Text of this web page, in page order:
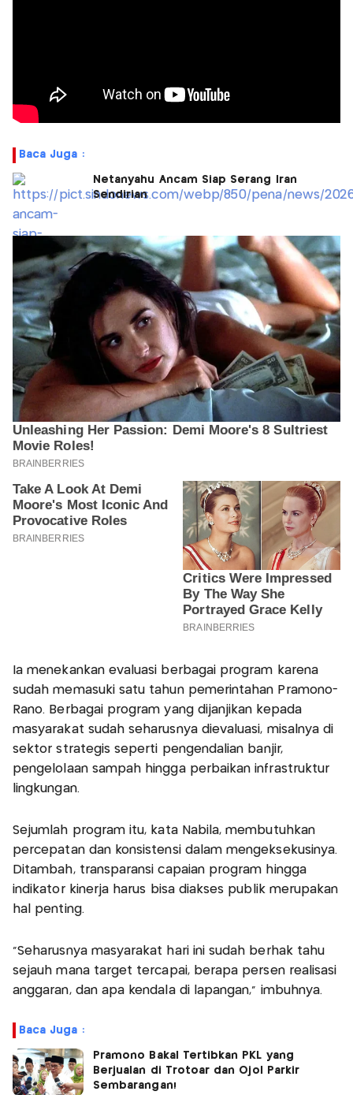
Baca Juga :
Netanyahu Ancam Siap Serang Iran
Sendirian
Ia menekankan evaluasi berbagai program karena
sudah memasuki satu tahun pemerintahan Pramono-
Rano. Berbagai program yang dijanjikan kepada
masyarakat sudah seharusnya dievaluasi, misalnya di
sektor strategis seperti pengendalian banjir,
pengelolaan sampah hingga perbaikan infrastruktur
lingkungan.
Sejumlah program itu, kata Nabila, membutuhkan
percepatan dan konsistensi dalam mengeksekusinya.
Ditambah, transparansi capaian program hingga
indikator kinerja harus bisa diakses publik merupakan
hal penting.
“Seharusnya masyarakat hari ini sudah berhak tahu
sejauh mana target tercapai, berapa persen realisasi
anggaran, dan apa kendala di lapangan,” imbuhnya.
Baca Juga :
Pramono Bakal Tertibkan PKL yang
Berjualan di Trotoar dan Ojol Parkir
Sembarangan!